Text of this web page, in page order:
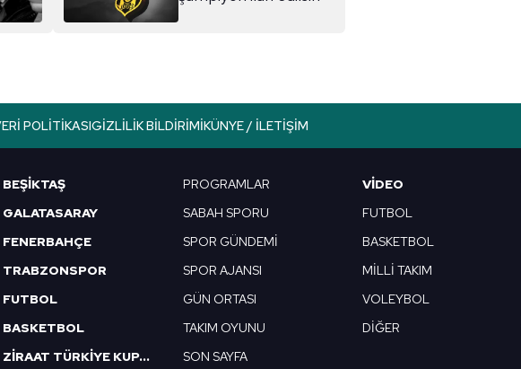
POLITIKASIGIZLILIK BILDIRIMIKÜNYE / İLETIŞIM
BEŞİKTAŞ
GALATASARAY
FENERBAHÇE
TRABZONSPOR
FUTBOL
BASKETBOL
ZİRAAT TÜRKİYE KUPASI
PROGRAMLAR
SABAH SPORU
SPOR GÜNDEMİ
SPOR AJANSI
GÜN ORTASI
TAKIM OYUNU
SON SAYFA
VIDEO
FUTBOL
BASKETBOL
MİLLİ TAKIM
VOLEYBOL
DİĞER